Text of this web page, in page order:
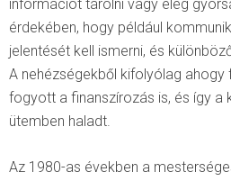
információt tárolni vagy elég
érdekében, hogy például
jelentését kell ismerni, és
A nehézségekből kifolyólag
fogyott a finanszírozás is, és így a
ütemben haladt.
Az 1980-as években a